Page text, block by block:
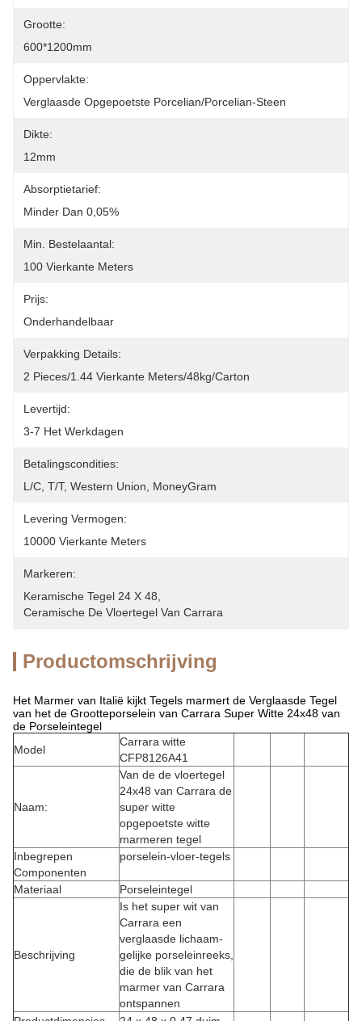
Grootte:
600*1200mm
Oppervlakte:
Verglaasde Opgepoetste Porcelian/Porcelian-Steen
Dikte:
12mm
Absorptietarief:
Minder Dan 0,05%
Min. Bestelaantal:
100 Vierkante Meters
Prijs:
Onderhandelbaar
Verpakking Details:
2 Pieces/1.44 Vierkante Meters/48kg/Carton
Levertijd:
3-7 Het Werkdagen
Betalingscondities:
L/C, T/T, Western Union, MoneyGram
Levering Vermogen:
10000 Vierkante Meters
Markeren:
Keramische Tegel 24 X 48
Ceramische De Vloertegel Van Carrara
Productomschrijving
Het Marmer van Italië kijkt Tegels marmert de Verglaasde Tegel
van het de Grootteporselein van Carrara Super Witte 24x48 van
de Porseleintegel
Model
Carrara witte
CFP8126A41
Naam:
Van de de vloertegel
24x48 van Carrara de
super witte
opgepoetste witte
marmeren tegel
Inbegrepen
Componenten
porselein-vloer-tegels
Materiaal Porseleintegel
Beschrijving
Is het super wit van
Carrara een
verglaasde lichaam-
gelijke porseleinreeks,
die de blik van het
marmer van Carrara
ontspannen